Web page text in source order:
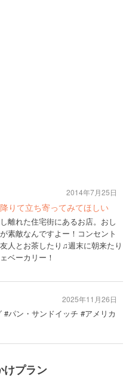
りて立ち寄ってみてほしい
離れた住宅街にあるお店。おし
素敵なんですよー！コンセント
人とお茶したり♫週末に朝来たり
ベーカリー！
2014年7月25日
パン・サンドイッチ #アメリカ
2025年11月26日
プラン